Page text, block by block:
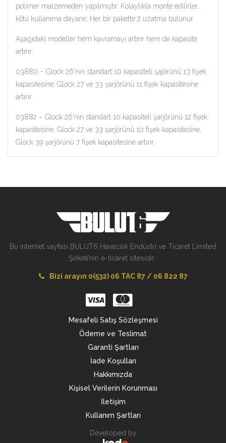
polimer malzemeden yapılmıştır. Kolaylıkla monte edilirler,
kötü kullanıma dayanır. Her bir pakette 2 uzatma bulunur.
Aşağıdaki modeller hem kavramayı artırır hem de kapasite
artırır:
03880 – Glock 26'nın standart 10 kapasiteli şajörünü 13 fişek
kapasitesine; Glock 27 ve 33 şarjörünü 11 fişek kapasitesine
artırır.
03882 – Glock 26'nın standart 10 kapasiteli şarjörünü 12 fişek
kapasitesine, Glock 27 ve 33 şarjörünü 10 fişek kapasitesine,
Glock 39 şarjörünü 7 fişek kapasitesine artırır.
Bu internet sayfası BULUT6 Havacılık Endüstri ve Ticaret Limited
Şirketi’nin e-ticaret sitesidir.
Bizi arayın 0(532) 06 TAC 87 / 06 822 87
Mesafeli Satış Sözleşmesi
Ödeme ve Teslimat
Garanti Şartları
İade Koşulları
Hakkımızda
Kişisel Verilerin Korunması
İletişim
Kullanım Şartları
Developed by